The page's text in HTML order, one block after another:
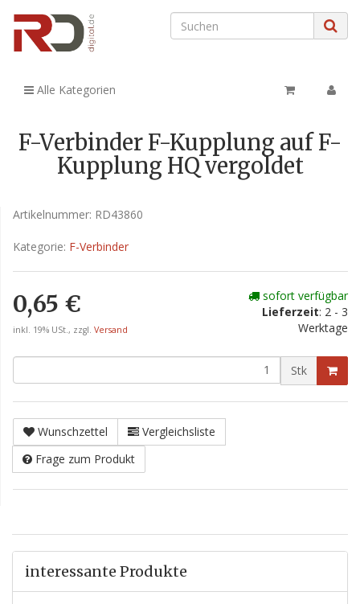
Alle Kategorien
F-Verbinder F-Kupplung auf F-
Kupplung HQ vergoldet
Artikelnummer: RD43860
Kategorie: F-Verbinder
0,65 €
inkl. 19% USt., zzgl. Versand
sofort verfügbar
Lieferzeit: 2 - 3
Werktage
Stk
Wunschzettel
Vergleichsliste
Frage zum Produkt
interessante Produkte